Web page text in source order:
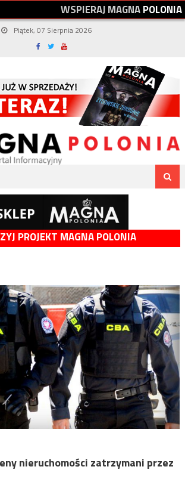
WSPIERAJMAGNAPOLONIA
Piątek, 07 Sierpnia 2026
PROJEKT MAGNA POLONIA
nieruchomości zatrzymani przez